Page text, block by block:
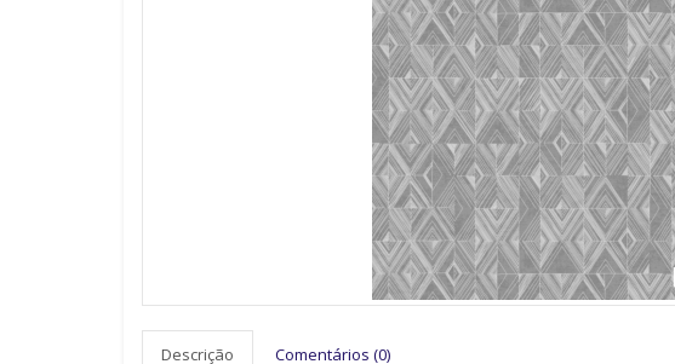
Descrição Comentários (0)